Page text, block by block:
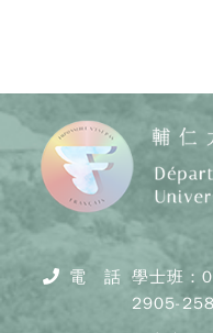
電 話 學士班：
2905-